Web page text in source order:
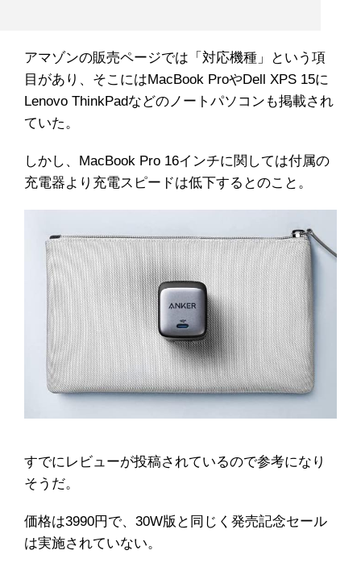
アマゾンの販売ページでは「対応機種」という項
目があり、そこにはMacBook ProやDell XPS 15に
Lenovo ThinkPadなどのノートパソコンも掲載され
ていた。
しかし、MacBook Pro 16インチに関しては付属の
充電器より充電スピードは低下するとのこと。
すでにレビューが投稿されているので参考になり
そうだ。
価格は3990円で、30W版と同じく発売記念セール
は実施されていない。